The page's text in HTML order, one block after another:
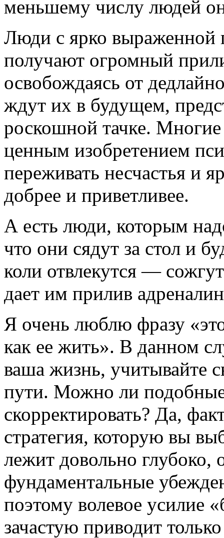
меньшему числу людей
Люди с ярко выраженной
получают огромный
освобождаясь от
ждут их в будущем,
роскошной тачке.
ценным изобретением
переживать несчастья и
добрее и приветливее.
А есть люди, которым
что они сядут за стол и
коли отвлекутся —
дает им прилив
Я очень люблю фразу
как ее жить». В данном
ваша жизнь, учитывайте
пути. Можно ли
скорректировать? Да,
стратегия, которую вы
лежит довольно глубоко,
фундаментальные
поэтому волевое усилие
зачастую приводит